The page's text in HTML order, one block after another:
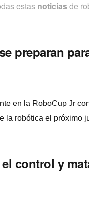
estas noticiasde
preparan
en la RoboCup Jr
la robótica el próximo
control y